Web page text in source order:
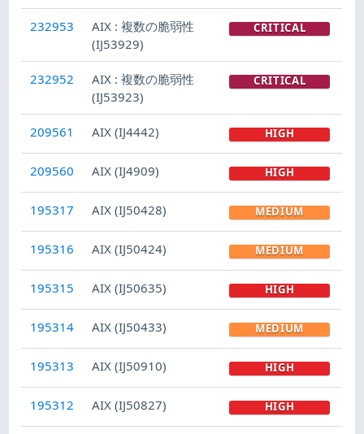
232953
AIX : 複数の脆弱性
(IJ53929)
CRITICAL
232952
AIX : 複数の脆弱性
(IJ53923)
CRITICAL
209561 AIX (IJ4442) HIGH
209560 AIX (IJ4909) HIGH
195317 AIX (IJ50428) MEDIUM
195316 AIX (IJ50424) MEDIUM
195315 AIX (IJ50635) HIGH
195314 AIX (IJ50433) MEDIUM
195313 AIX (IJ50910) HIGH
195312 AIX (IJ50827) HIGH